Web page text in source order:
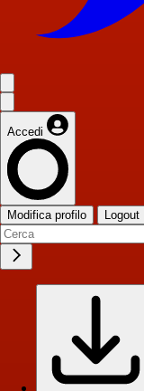
Accedi
Modifica profilo Logout